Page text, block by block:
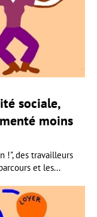
sociale,
moins
!", des travailleurs
et les...